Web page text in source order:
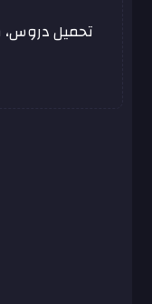
تحميل دروس،